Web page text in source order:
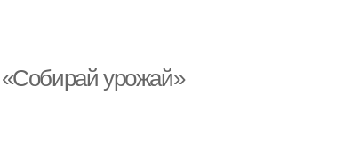
урожай»